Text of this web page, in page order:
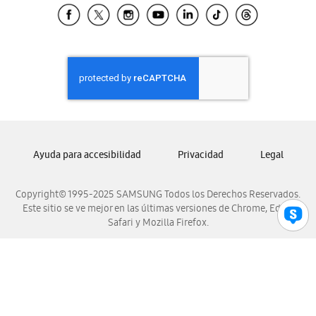
Samsung El Salvador
Samsung Honduras
Samsung Nicaragua
Samsung Panamá
Samsung Venezuela
Copyright© 1995-2025 SAMSUNG Todos los Derechos Reservados.
Este sitio se ve mejor en las últimas versiones de Chrome, Edge,
Safari y Mozilla Firefox.
Ayuda para accesibilidad Privacidad Legal